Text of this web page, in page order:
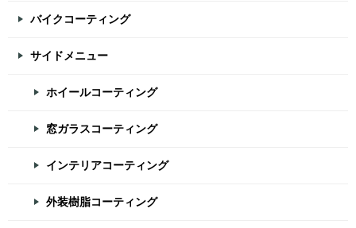
バイクコーティング
サイドメニュー
ホイールコーティング
窓ガラスコーティング
インテリアコーティング
外装樹脂コーティング